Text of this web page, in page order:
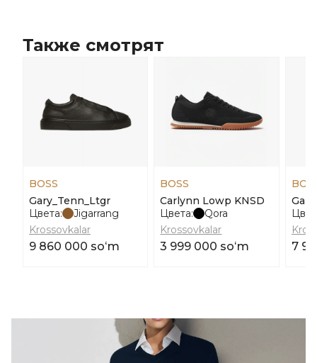
Также смотрят
BOSS
Gary_Tenn_Ltgr
Цвета:
Jigarrang
Krossovkalar
9 860 000 soʻm
BOSS
Carlynn Lowp KNSD
Цвета:
Qora
Krossovkalar
3 999 000 soʻm 7